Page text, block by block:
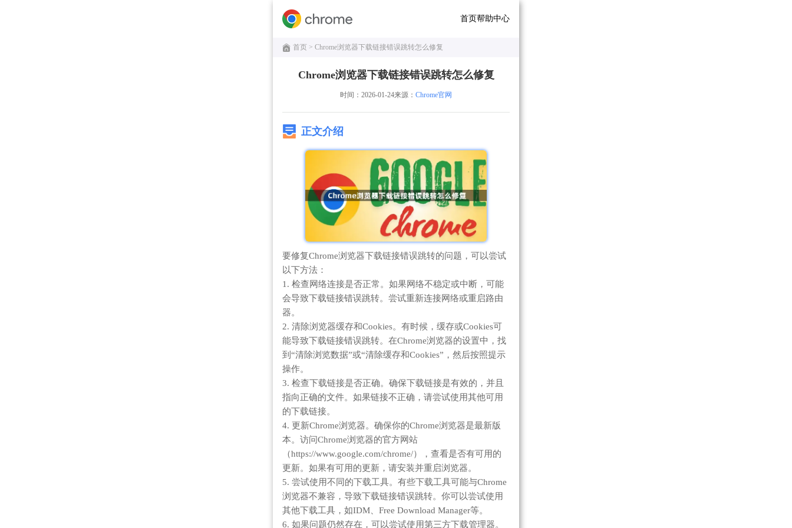
首页帮助中心
首页 > Chrome浏览器下载链接错误跳转怎么修复
Chrome浏览器下载链接错误跳转怎么修复
时间：2026-01-24来源： Chrome官网
正文介绍
要修复Chrome浏览器下载链接错误跳转的问题，可以尝试
以下方法：
1. 检查网络连接是否正常。如果网络不稳定或中断，可能
会导致下载链接错误跳转。尝试重新连接网络或重启路由
器。
2. 清除浏览器缓存和Cookies。有时候，缓存或Cookies可
能导致下载链接错误跳转。在Chrome浏览器的设置中，找
到“清除浏览数据”或“清除缓存和Cookies”，然后按照提示
操作。
3. 检查下载链接是否正确。确保下载链接是有效的，并且
指向正确的文件。如果链接不正确，请尝试使用其他可用
的下载链接。
4. 更新Chrome浏览器。确保你的Chrome浏览器是最新版
本。访问Chrome浏览器的官方网站
（https://www.google.com/chrome/），查看是否有可用的
更新。如果有可用的更新，请安装并重启浏览器。
5. 尝试使用不同的下载工具。有些下载工具可能与Chrome
浏览器不兼容，导致下载链接错误跳转。你可以尝试使用
其他下载工具，如IDM、Free Download Manager等。
6. 如果问题仍然存在，可以尝试使用第三方下载管理器。